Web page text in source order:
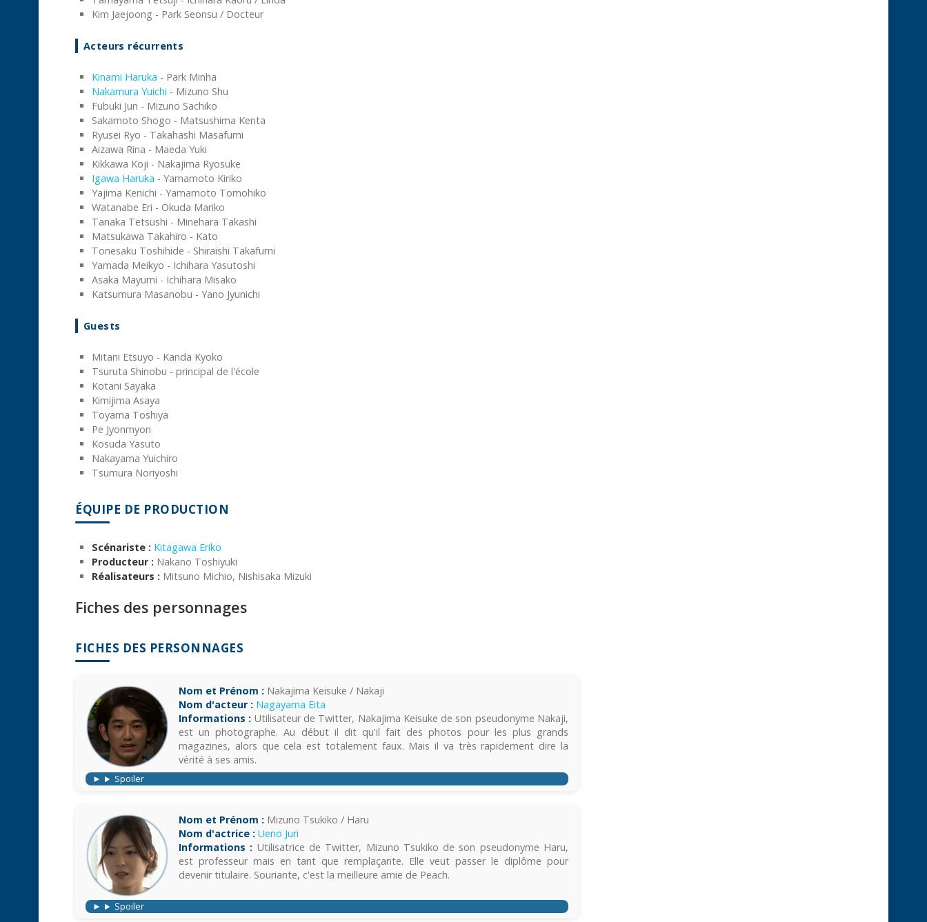
Kim Jaejoong - Park Seonsu / Docteur
Acteurs récurrents
Kinami Haruka - Park Minha
Nakamura Yuichi - Mizuno Shu
Fubuki Jun - Mizuno Sachiko
Sakamoto Shogo - Matsushima Kenta
Ryusei Ryo - Takahashi Masafumi
Aizawa Rina - Maeda Yuki
Kikkawa Koji - Nakajima Ryosuke
Igawa Haruka - Yamamoto Kiriko
Yajima Kenichi - Yamamoto Tomohiko
Watanabe Eri - Okuda Mariko
Tanaka Tetsushi - Minehara Takashi
Matsukawa Takahiro - Kato
Tonesaku Toshihide - Shiraishi Takafumi
Yamada Meikyo - Ichihara Yasutoshi
Asaka Mayumi - Ichihara Misako
Katsumura Masanobu - Yano Jyunichi
Guests
Mitani Etsuyo - Kanda Kyoko
Tsuruta Shinobu - principal de l'école
Kotani Sayaka
Kimijima Asaya
Toyama Toshiya
Pe Jyonmyon
Kosuda Yasuto
Nakayama Yuichiro
Tsumura Noriyoshi
ÉQUIPE DE PRODUCTION
Scénariste : Kitagawa Eriko
Producteur : Nakano Toshiyuki
Réalisateurs : Mitsuno Michio, Nishisaka Mizuki
Fiches des personnages
FICHES DES PERSONNAGES
Nom et Prénom : Nakajima Keisuke / Nakaji
Nom d'acteur : Nagayama Eita
Informations : Utilisateur de Twitter, Nakajima Keisuke de son pseudonyme Nakaji,
est un photographe. Au début il dit qu'il fait des photos pour les plus grands
magazines, alors que cela est totalement faux. Mais il va très rapidement dire la
vérité à ses amis.
Spoiler
Nom et Prénom : Mizuno Tsukiko / Haru
Nom d'actrice : Ueno Juri
Informations : Utilisatrice de Twitter, Mizuno Tsukiko de son pseudonyme Haru,
est professeur mais en tant que remplaçante. Elle veut passer le diplôme pour
devenir titulaire. Souriante, c'est la meilleure amie de Peach.
Spoiler